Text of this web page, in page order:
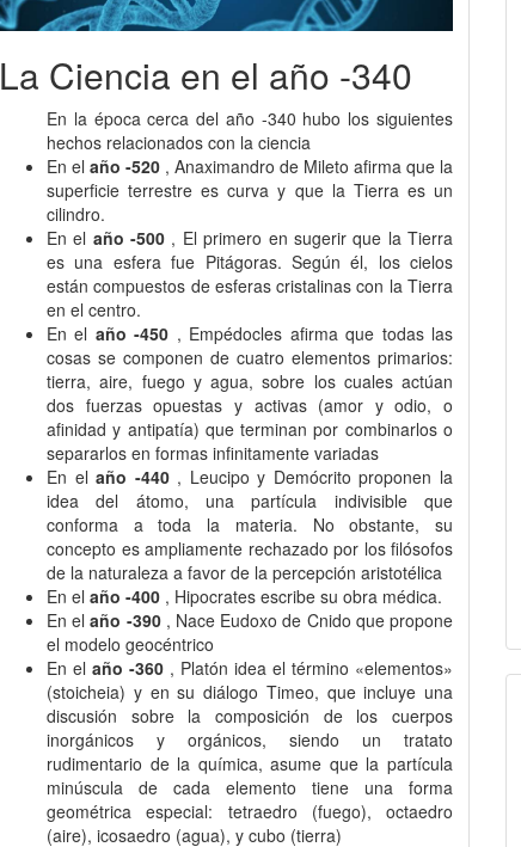
La Ciencia en el año -340
En la época cerca del año -340 hubo los siguientes
hechos relacionados con la ciencia
En el año -520 , Anaximandro de Mileto afirma que la
superficie terrestre es curva y que la Tierra es un
cilindro.
En el año -500 , El primero en sugerir que la Tierra
es una esfera fue Pitágoras. Según él, los cielos
están compuestos de esferas cristalinas con la Tierra
en el centro.
En el año -450 , Empédocles afirma que todas las
cosas se componen de cuatro elementos primarios:
tierra, aire, fuego y agua, sobre los cuales actúan
dos fuerzas opuestas y activas (amor y odio, o
afinidad y antipatía) que terminan por combinarlos o
separarlos en formas infinitamente variadas
En elaño -440 , Leucipo y Demócrito proponen la
idea del átomo, una partícula indivisible que
conforma a toda la materia. No obstante, su
concepto es ampliamente rechazado por los filósofos
de la naturaleza a favor de la percepción aristotélica
En el año -400 , Hipocrates escribe su obra médica.
En elaño -390 , Nace Eudoxo de Cnido que propone
el modelo geocéntrico
En el año -360 , Platón idea el término «elementos»
(stoicheia) y en su diálogo Timeo, que incluye una
discusión sobre la composición de los cuerpos
inorgánicos y orgánicos, siendo un tratato
rudimentario de la química, asume que la partícula
minúscula de cada elemento tiene una forma
geométrica especial: tetraedro (fuego), octaedro
(aire), icosaedro (agua), y cubo (tierra)